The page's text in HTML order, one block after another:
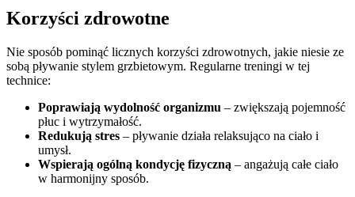
Korzyści zdrowotne
Nie sposób pominąć licznych korzyści zdrowotnych, jakie niesie ze
sobą pływanie stylem grzbietowym. Regularne treningi w tej
technice:
Poprawiają wydolność organizmu – zwiększają pojemność
płuc i wytrzymałość.
Redukują stres – pływanie działa relaksująco na ciało i
umysł.
Wspierają ogólną kondycję fizyczną – angażują całe ciało
w harmonijny sposób.